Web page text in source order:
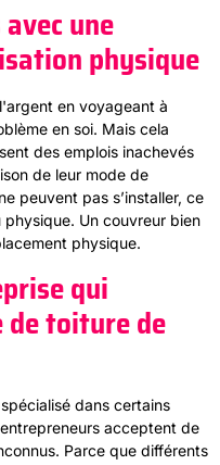
une
physique
en voyageant à
en soi. Mais cela
des emplois inachevés
de leur mode de
peuvent pas s’installer, ce
physique. Un couvreur bien
physique.
qui
de toiture de
dans certains
acceptent de
Parce que différents